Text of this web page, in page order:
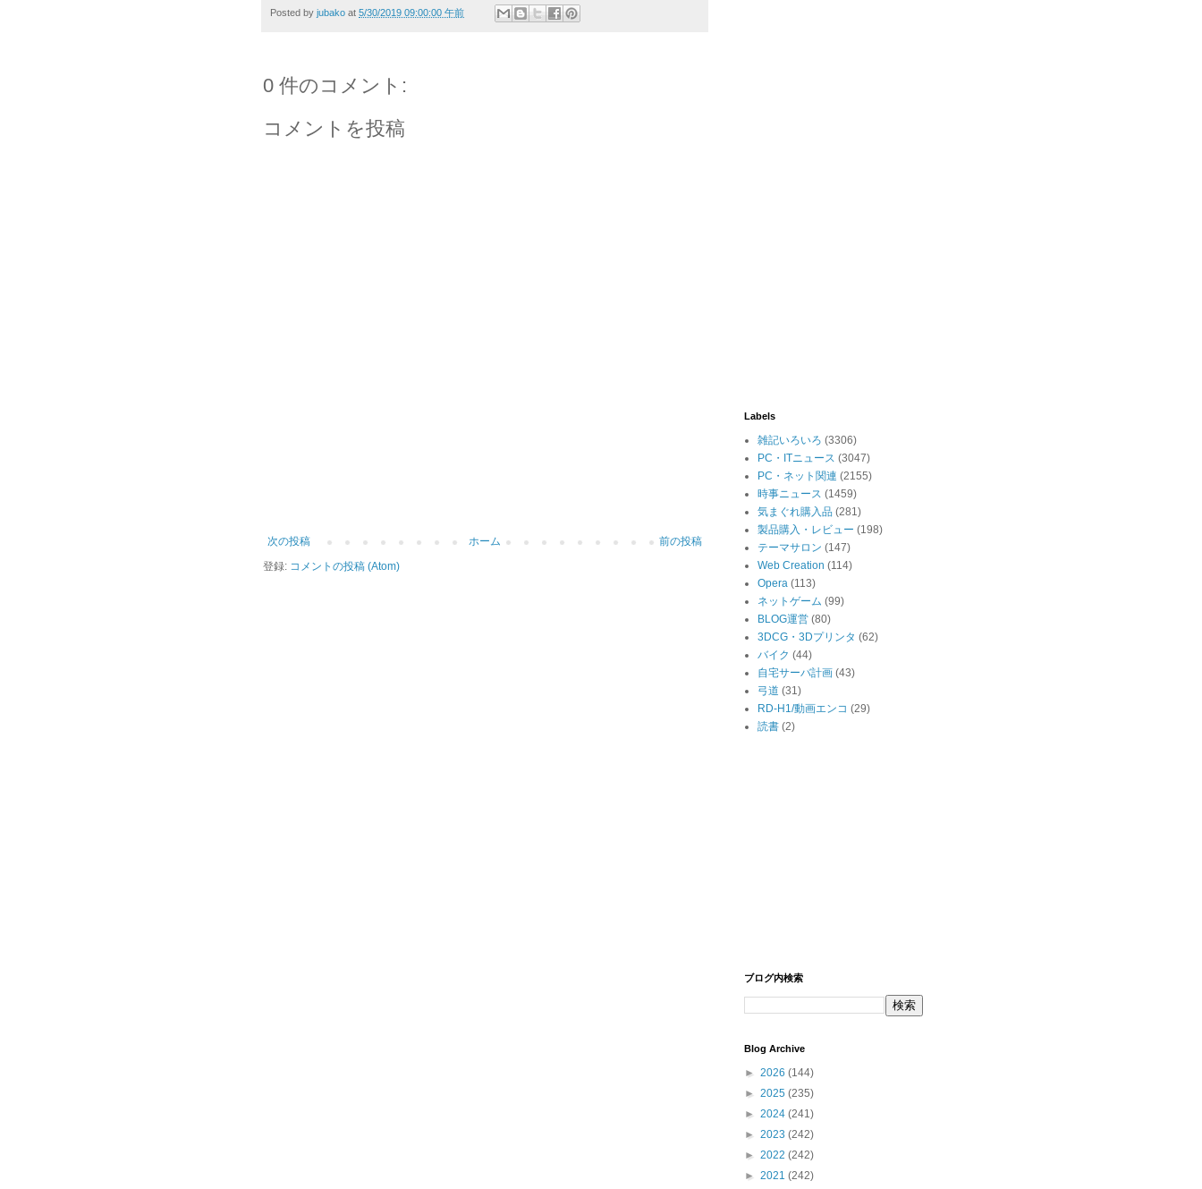
Posted by jubako at 5/30/2019 09:00:00 午前
0 件のコメント:
コメントを投稿
次の投稿 前の投稿
ホーム
登録: コメントの投稿 (Atom)
Labels
雑記いろいろ (3306)
PC・ITニュース (3047)
PC・ネット関連 (2155)
時事ニュース (1459)
気まぐれ購入品 (281)
製品購入・レビュー (198)
テーマサロン (147)
Web Creation (114)
Opera (113)
ネットゲーム (99)
BLOG運営 (80)
3DCG・3Dプリンタ (62)
バイク (44)
自宅サーバ計画 (43)
弓道 (31)
RD-H1/動画エンコ (29)
読書 (2)
ブログ内検索
Blog Archive
► 2026 (144)
► 2025 (235)
► 2024 (241)
► 2023 (242)
► 2022 (242)
► 2021 (242)